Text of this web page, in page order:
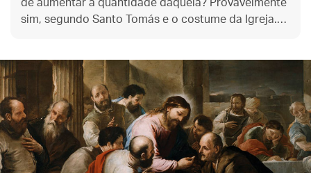
de aumentar a quantidade daquela? Provavelmente
sim, segundo Santo Tomás e o costume da Igreja.